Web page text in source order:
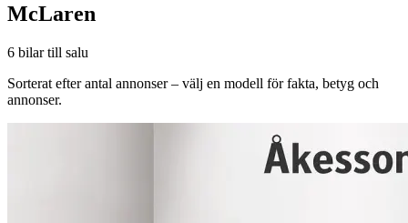
McLaren
6 bilar till salu
Sorterat efter antal annonser – välj en modell för fakta, betyg och
annonser.